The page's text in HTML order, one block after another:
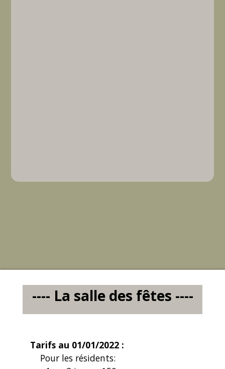
---- La salle des fêtes ----
Tarifs au 01/01/2022 :
Pour les résidents: